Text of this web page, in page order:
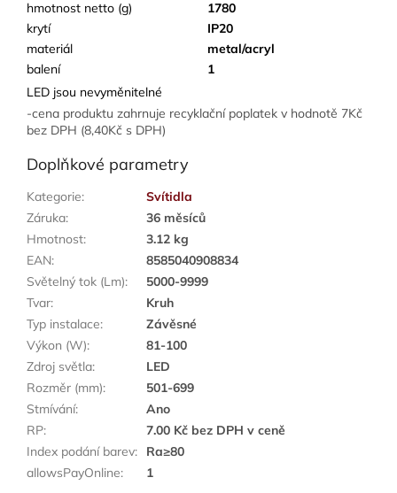
hmotnost netto (g)
1780
krytí
IP20
materiál
metal/acryl
balení
1
LED jsou nevyměnitelné
-cena produktu zahrnuje recyklační poplatek v hodnotě 7Kč
bez DPH (8,40Kč s DPH)
Doplňkové parametry
Kategorie:
Svítidla
Záruka:
36 měsíců
Hmotnost:
3.12 kg
EAN:
8585040908834
Světelný tok (Lm):
5000-9999
Tvar:
Kruh
Typ instalace:
Závěsné
Výkon (W):
81-100
Zdroj světla:
LED
Rozměr (mm):
501-699
Stmívání:
Ano
RP:
7.00 Kč bez DPH v ceně
Index podání barev:
Ra≥80
allowsPayOnline: 1